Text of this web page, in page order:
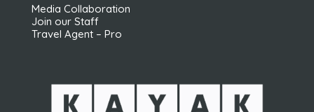
Media Collaboration
Join our Staff
Travel Agent – Pro